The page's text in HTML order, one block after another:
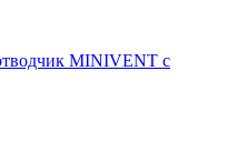
MINIVENT с